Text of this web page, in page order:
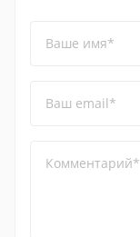
Ваше имя*
Ваш email*
Комментарий*